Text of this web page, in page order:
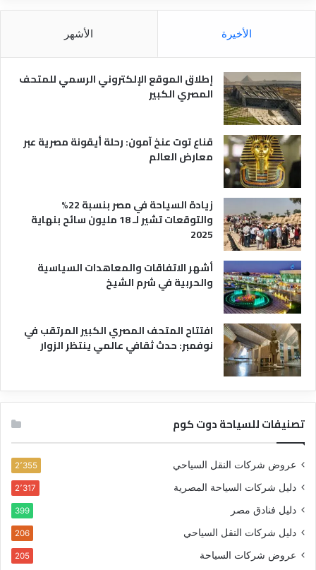
ق
ل
س
ح
ي
ر
الأخيرة الأشهر
إطلاق الموقع الإلكتروني الرسمي للمتحف
المصري الكبير
قناع توت عنخ آمون: رحلة أيقونة مصرية عبر
معارض العالم
زيادة السياحة في مصر بنسبة 22%
والتوقعات تشير لـ 18 مليون سائح بنهاية
2025
أشهر الاتفاقات والمعاهدات السياسية
والحربية في شرم الشيخ
افتتاح المتحف المصري الكبير المرتقب في
نوفمبر: حدث ثقافي عالمي ينتظر الزوار
تصنيفات للسياحة دوت كوم
عروض شركات النقل السياحي 2٬355
دليل شركات السياحة المصرية 2٬317
دليل فنادق مصر 399
دليل شركات النقل السياحي 206
عروض شركات السياحة 205